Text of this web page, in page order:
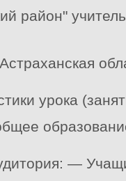
район"
урока
—